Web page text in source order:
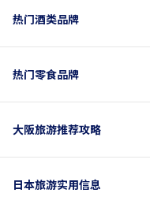
热门酒类品牌
热门零食品牌
大阪旅游推荐攻略
日本旅游实用信息